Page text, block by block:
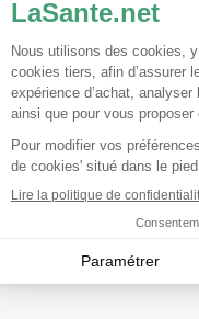
Lait entier en poudre,
Farine de malt de blé,
(Sirop de glucose,